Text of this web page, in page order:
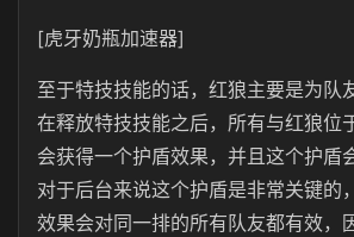
[虎牙奶瓶加速器]
至于特技技能的话，红狼主要是为队
在释放特技技能之后，所有与红狼位
会获得一个护盾效果，并且这个护盾
对于后台来说这个护盾是非常关键的
效果会对同一排的所有队友都有效，